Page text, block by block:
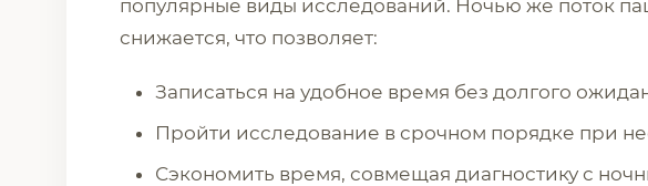
популярные виды исследований. Ночью же поток
снижается, что позволяет:
Записаться на удобное время без долгого
Пройти исследование в срочном порядке при
Сэкономить время, совмещая диагностику с